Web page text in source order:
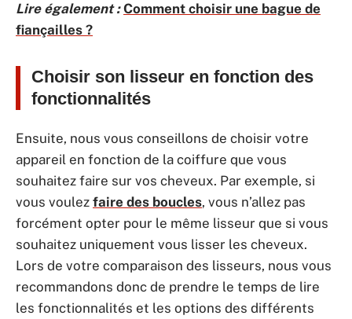
Lire également : Comment choisir une bague de
fiançailles ?
Choisir son lisseur en fonction des
fonctionnalités
Ensuite, nous vous conseillons de choisir votre
appareil en fonction de la coiffure que vous
souhaitez faire sur vos cheveux. Par exemple, si
vous voulez faire des boucles, vous n’allez pas
forcément opter pour le même lisseur que si vous
souhaitez uniquement vous lisser les cheveux.
Lors de votre comparaison des lisseurs, nous vous
recommandons donc de prendre le temps de lire
les fonctionnalités et les options des différents